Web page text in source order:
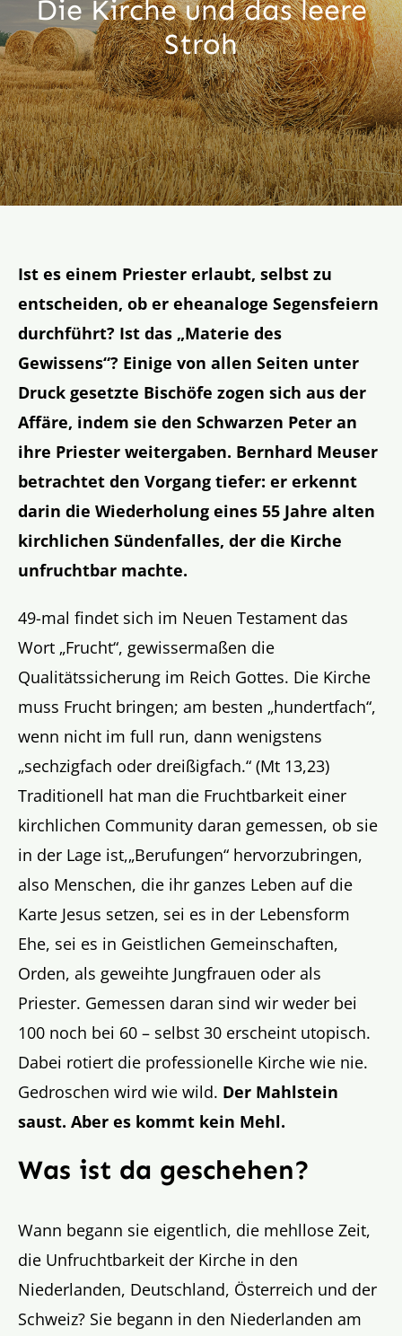
Aktion
Veröffentlichungen
Die Kirche und das leere
Stroh
Ist es einem Priester erlaubt, selbst zu
entscheiden, ob er eheanaloge Segensfeiern
durchführt? Ist das „Materie des
Gewissens“? Einige von allen Seiten unter
Druck gesetzte Bischöfe zogen sich aus der
Affäre, indem sie den Schwarzen Peter an
ihre Priester weitergaben. Bernhard Meuser
betrachtet den Vorgang tiefer: er erkennt
darin die Wiederholung eines 55 Jahre alten
kirchlichen Sündenfalles, der die Kirche
unfruchtbar machte.
49-mal findet sich im Neuen Testament das
Wort „Frucht“, gewissermaßen die
Qualitätssicherung im Reich Gottes. Die Kirche
muss Frucht bringen; am besten „hundertfach“,
wenn nicht im full run, dann wenigstens
„sechzigfach oder dreißigfach.“ (Mt 13,23)
Traditionell hat man die Fruchtbarkeit einer
kirchlichen Community daran gemessen, ob sie
in der Lage ist,„Berufungen“ hervorzubringen,
also Menschen, die ihr ganzes Leben auf die
Karte Jesus setzen, sei es in der Lebensform
Ehe, sei es in Geistlichen Gemeinschaften,
Orden, als geweihte Jungfrauen oder als
Priester. Gemessen daran sind wir weder bei
100 noch bei 60 – selbst 30 erscheint utopisch.
Dabei rotiert die professionelle Kirche wie nie.
Gedroschen wird wie wild. Der Mahlstein
saust. Aber es kommt kein Mehl.
Was ist da geschehen?
Wann begann sie eigentlich, die mehllose Zeit,
die Unfruchtbarkeit der Kirche in den
Niederlanden, Deutschland, Österreich und der
Schweiz? Sie begann in den Niederlanden am